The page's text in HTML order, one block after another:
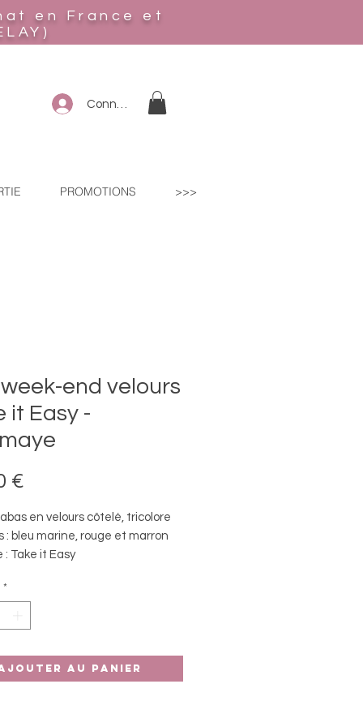
en France et
Connexion
PROMOTIONS >>>
end velours
it Easy -
€
en velours côtelé, tricolore
: bleu marine, rouge et marron
: Take it Easy
*
au panier